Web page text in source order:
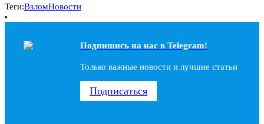
Теги:ВзломНовости
Подпишись на наc в Telegram!
Только важные новости и лучшие статьи
Подписаться